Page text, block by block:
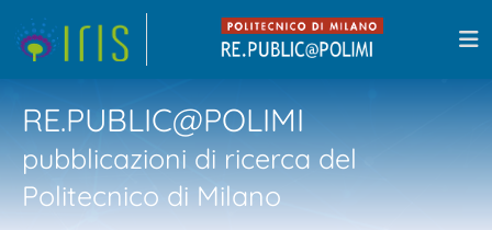
RE.PUBLIC@POLIMI
pubblicazioni di ricerca del
Politecnico di Milano